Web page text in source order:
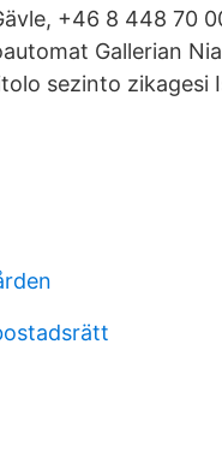
+46 8 448 70
Gallerian
sezinto zikagesi